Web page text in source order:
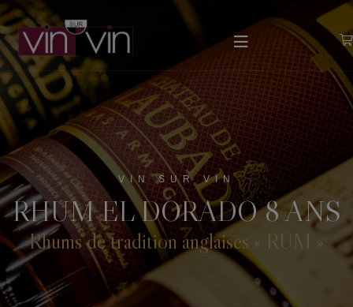
VIN SUR VIN
RHUM EL DORADO 8 ANS
Rhums de tradition anglaises « RUM »